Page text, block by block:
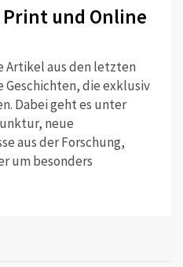
Print und Online
Artikel aus den letzten
Geschichten, die exklusiv
Dabei geht es unter
neue
aus der Forschung,
um besonders